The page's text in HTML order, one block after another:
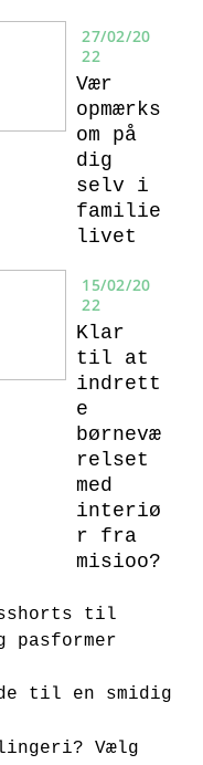
27/02/20
22
Vær
opmærks
om på
dig
selv i
familie
livet
15/02/20
22
Klar
til at
indrett
e
børnevæ
relset
med
interiø
r fra
misioo?
til
til en smidig
Vælg